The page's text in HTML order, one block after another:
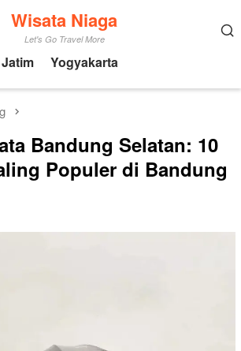
Wisata Niaga
Let's Go Travel More
Jatim Yogyakarta
Bandung Selatan: 10
Populer di Bandung